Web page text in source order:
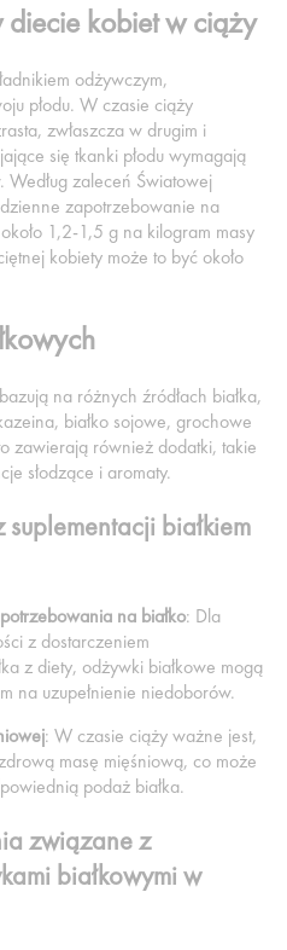
diecie kobiet w ciąży
odżywczym,
płodu. W czasie ciąży
zwłaszcza w drugim i
się tkanki płodu wymagają
zaleceń Światowej
zapotrzebowanie na
1,2-1,5 g na kilogram masy
kobiety może to być około
na różnych źródłach białka,
białko sojowe, grochowe
zawierają również dodatki, takie
słodzące i aromaty.
białkiem
na białko: Dla
z dostarczeniem
z diety, odżywki białkowe mogą
na uzupełnienie niedoborów.
: W czasie ciąży ważne jest,
masę mięśniową, co może
podaż białka.
związane z
białkowymi w